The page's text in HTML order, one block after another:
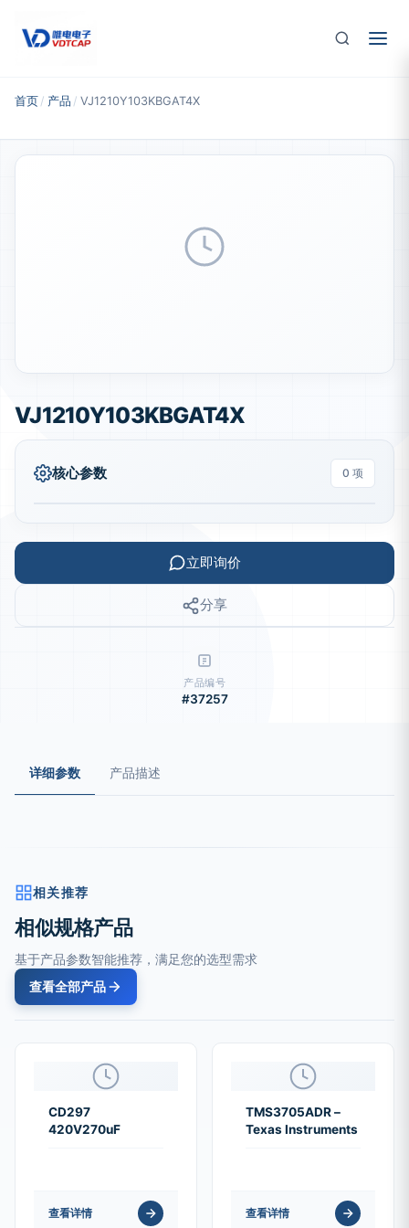
首页 / 产品 / VJ1210Y103KBGAT4X
VJ1210Y103KBGAT4X
核心参数 0 项
立即询价
分享
产品编号
#37257
详细参数 产品描述
相关推荐
相似规格产品
基于产品参数智能推荐，满足您的选型需求
查看全部产品
CD297
420V270uF
查看详情
TMS3705ADR –
Texas Instruments
查看详情